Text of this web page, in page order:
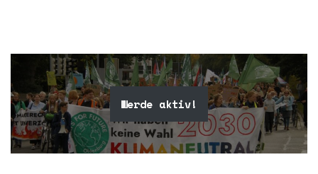
Werde aktiv!